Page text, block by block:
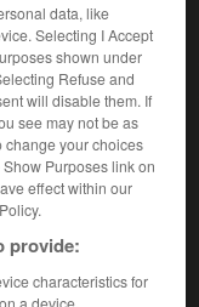
Eyskens
Louvain 1988).
(1931), député
data, like
Selecting I Accept
shown under
Refuse and
will disable them. If
see may not be as
change your choices
Purposes link on
effect within our
provide:
characteristics for
a device.